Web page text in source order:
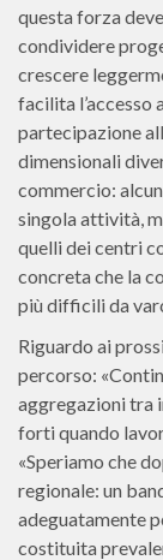
questa forza
condividere
crescere
facilita l’accesso
partecipazione
dimensionali
commercio:
singola attività,
quelli dei centri
concreta che la
più difficili da
Riguardo ai
percorso:
aggregazioni tra
forti quando
«Speriamo che
regionale: un
adeguatamente
costituita